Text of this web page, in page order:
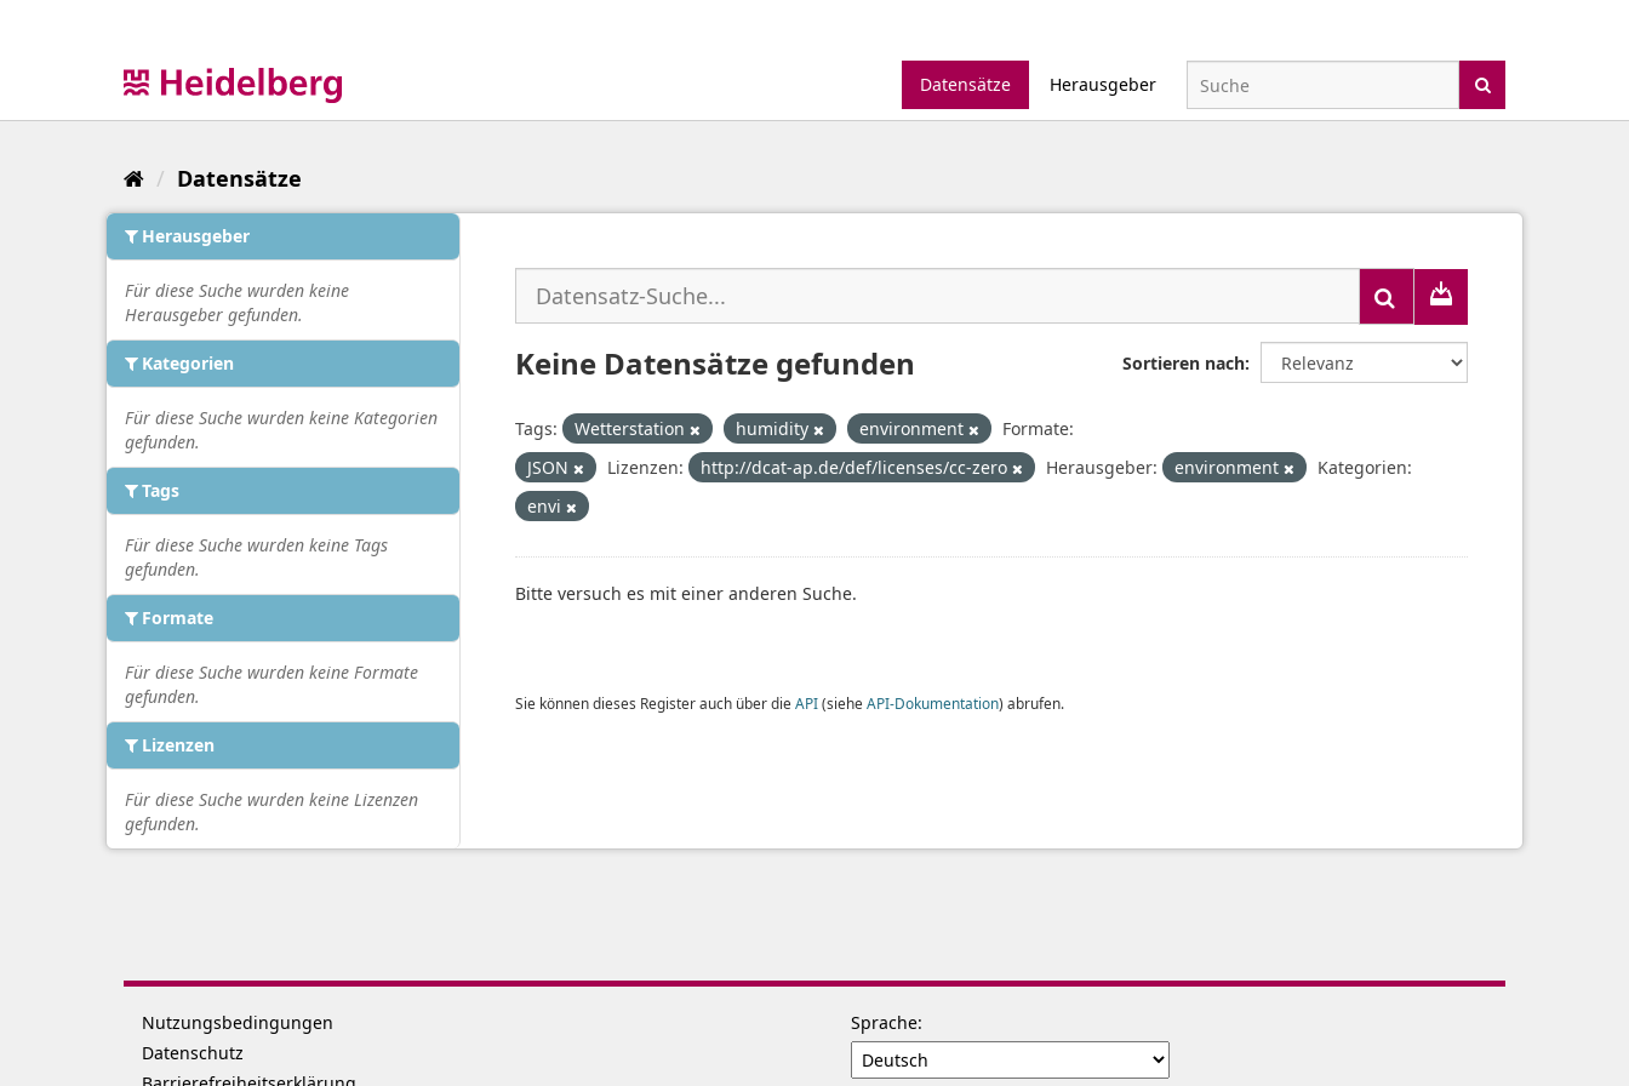
Datensätze
Herausgeber
Datensätze
Herausgeber
Für diese Suche wurden keine
Herausgeber gefunden.
Kategorien
Für diese Suche wurden keine Kategorien
gefunden.
Tags
Für diese Suche wurden keine Tags
gefunden.
Formate
Für diese Suche wurden keine Formate
gefunden.
Lizenzen
Für diese Suche wurden keine Lizenzen
gefunden.
Sortieren nach
Keine Datensätze gefunden
Tags: Wetterstation humidity environment
Formate:
JSON
Lizenzen: http://dcat-ap.de/def/licenses/cc-zero Herausgeber: environment
Kategorien:
envi
Bitte versuch es mit einer anderen Suche.
Sie können dieses Register auch über die API(siehe API-Dokumentation) abrufen.
Nutzungsbedingungen
Datenschutz
Sprache